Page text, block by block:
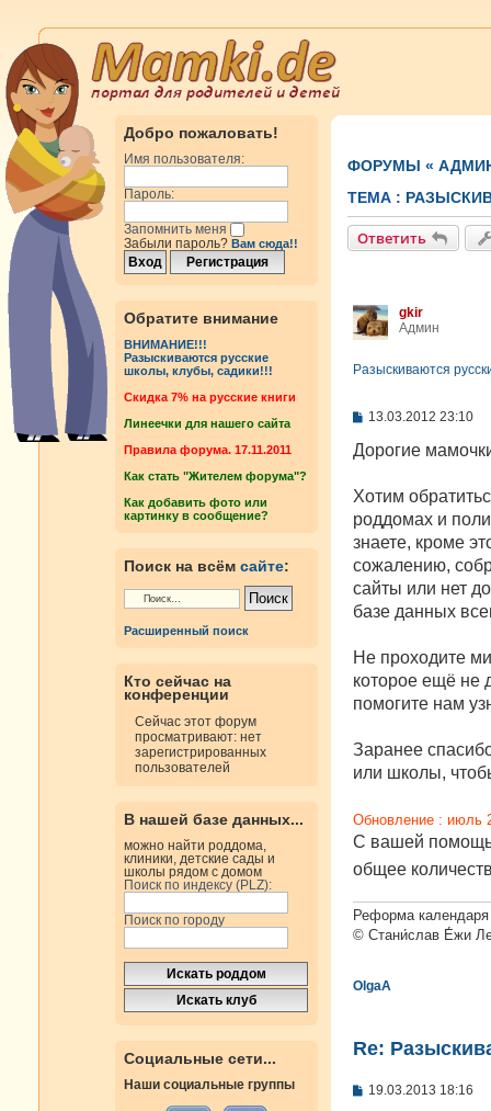
Добро пожаловать!
Имя пользователя:
Пароль:
Запомнить меня
Забыли пароль? Вам сюда!!
Обратите внимание
ВНИМАНИЕ!!!
Разыскиваются русские
школы, клубы, садики!!!
Cкидка 7% на русские книги
Линеечки для нашего сайта
Правила форума. 17.11.2011
Как стать "Жителем форума"?
Как добавить фото или
картинку в сообщение?
Поиск на всём сайте:
Расширенный поиск
Кто сейчас на
конференции
Сейчас этот форум
просматривают: нет
зарегистрированных
пользователей
В нашей базе данных...
можно найти роддома,
клиники, детские сады и
школы рядом с домом
Поиск по индексу (PLZ):
Поиск по городу
Социальные сети...
Наши социальные группы
ФОРУМЫ «
ТЕМА :
Ответить
gkir
Админ
Разыскиваются
С
о
б
е
и
е
13.03.2012 23:10
Дорогие
Хотим
роддомах и
знаете, кроме
сожалению,
сайты или нет
базе данных
Не проходите
которое ещё не
помогите нам
Заранее
или школы,
Обновление : июль
С вашей
общее
Реформа
© Стани́слав Е́жи
OlgaA
Re:
С19.03.2013 18:16